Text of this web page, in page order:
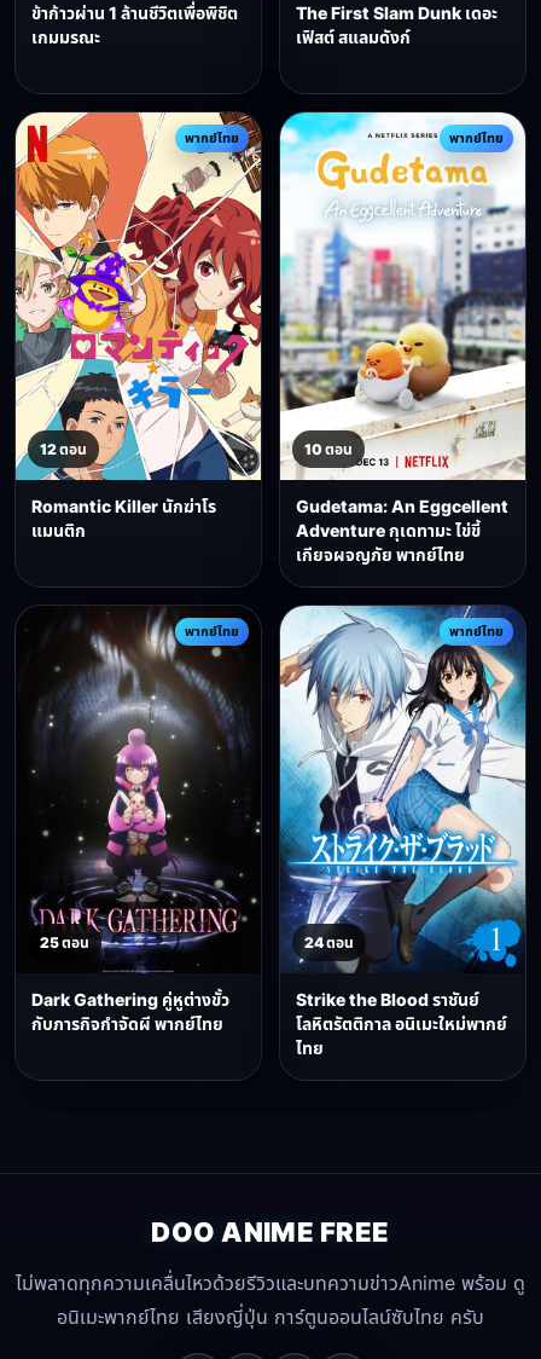
ข้าก้าวผ่าน 1 ล้านชีวิตเพื่อพิชิต
เกมมรณะ
The First Slam Dunk เดอะ
เฟิสต์ สแลมดังก์
พากย์ไทย
12 ตอน
Romantic Killer นักฆ่าโร
แมนติก
พากย์ไทย
10 ตอน
Gudetama: An Eggcellent
Adventure กุเดทามะ ไข่ขี้
เกียจผจญภัย พากย์ไทย
พากย์ไทย
25 ตอน
Dark Gathering คู่หูต่างขั้ว
กับภารกิจกำจัดผี พากย์ไทย
พากย์ไทย
24 ตอน
Strike the Blood ราชันย์
โลหิตรัตติกาล อนิเมะใหม่พากย์
ไทย
DOO ANIME FREE
ไม่พลาดทุกความเคลื่นไหวด้วยรีวิวและบทความข่าวAnime พร้อม ดู
อนิเมะพากย์ไทย เสียงญี่ปุ่น การ์ตูนออนไลน์ซับไทย ครับ